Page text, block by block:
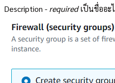
Description - requiredเป็นชื่ออะ